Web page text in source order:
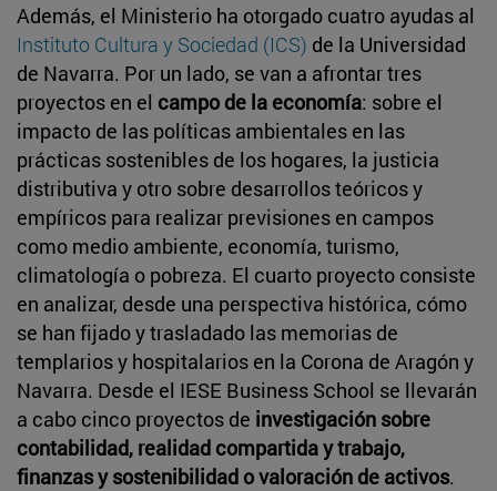
Además, el Ministerio ha otorgado cuatro ayudas al
Instituto Cultura y Sociedad (ICS) de la Universidad
de Navarra. Por un lado, se van a afrontar tres
proyectos en el campo de la economía: sobre el
impacto de las políticas ambientales en las
prácticas sostenibles de los hogares, la justicia
distributiva y otro sobre desarrollos teóricos y
empíricos para realizar previsiones en campos
como medio ambiente, economía, turismo,
climatología o pobreza. El cuarto proyecto consiste
en analizar, desde una perspectiva histórica, cómo
se han fijado y trasladado las memorias de
templarios y hospitalarios en la Corona de Aragón y
Navarra. Desde el IESE Business School se llevarán
a cabo cinco proyectos de investigación sobre
contabilidad, realidad compartida y trabajo,
finanzas y sostenibilidad o valoración de activos.